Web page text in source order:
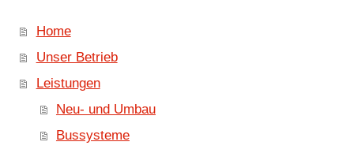
Home
Unser Betrieb
Leistungen
Neu- und Umbau
Bussysteme